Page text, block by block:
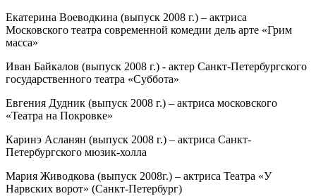
Екатерина Воеводкина (выпуск 2008 г.) – актриса
Московского театра современной комедии дель арте «Грим
масса»
Иван Байкалов (выпуск 2008 г.) - актер Санкт-Петербургского
государственного театра «Суббота»
Евгения Дудник (выпуск 2008 г.) – актриса московского
«Театра на Покровке»
Каринэ Асланян (выпуск 2008 г.) – актриса Санкт-
Петербургского мюзик-холла
Мария Живодкова (выпуск 2008г.) – актриса Театра «У
Нарвских ворот» (Санкт-Петербург)